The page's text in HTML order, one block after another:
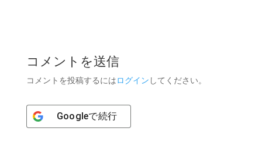
コメントを送信
コメントを投稿するにはログイン してください。
Googleで続行